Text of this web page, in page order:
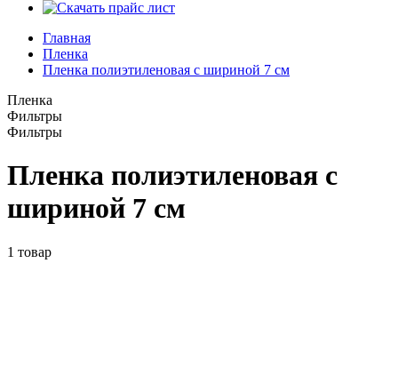
Главная
Пленка
Пленка полиэтиленовая с шириной 7 см
Пленка
Фильтры
Фильтры
Пленка полиэтиленовая с
шириной 7 см
1 товар